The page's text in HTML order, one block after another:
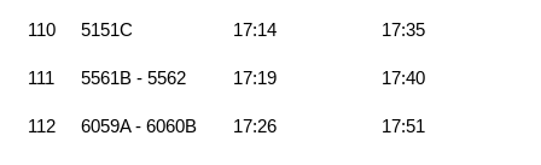
110 5151C 17:14 17:35
111 5561B - 5562 17:19 17:40
112 6059A - 6060B 17:26 17:51